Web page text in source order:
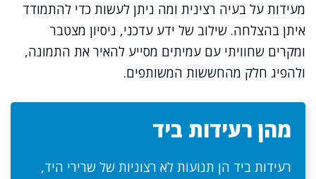
מעידות על בעיה רצינית ומה ניתן לעשות כדי להתמודד
איתן בהצלחה. שילוב של ידע עדכני, ניסיון מצטבר
ומקרים שחוויתי עם עמיתים מסייע להאיר את התמונה,
ולהפיג חלק מהחששות המשותפים.
מהן רעידות ביד
רעידות ביד הן תנועות לא רצוניות של שרירי היד,